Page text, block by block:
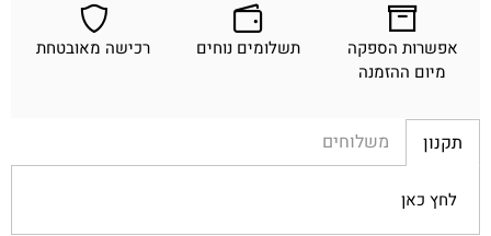
אפשרות הספקה
מיום ההזמנה
תשלומים נוחים רכישה מאובטחת
תקנון משלוחים
לחץ כאן